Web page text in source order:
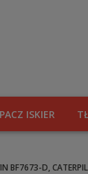
ISKIER
D,